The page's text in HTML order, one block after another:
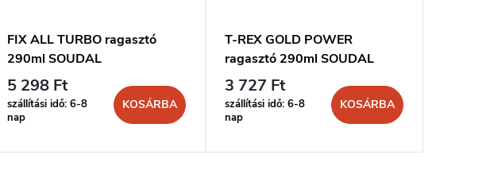
FIX ALL TURBO ragasztó
290ml SOUDAL
5 298 Ft
szállítási idő: 6-8
nap
KOSÁRBA
T-REX GOLD POWER
ragasztó 290ml SOUDAL
3 727 Ft
szállítási idő: 6-8
nap
KOSÁRBA